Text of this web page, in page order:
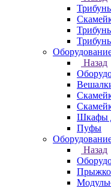
Назад
Шкафы
Пуфы
Назад